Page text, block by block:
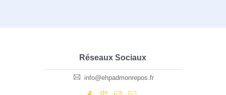
Réseaux Sociaux
info@ehpadmonrepos.fr